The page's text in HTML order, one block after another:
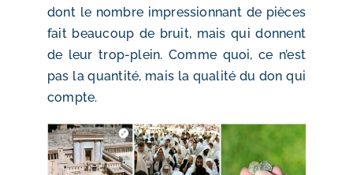
dont le nombre impressionnant de pièces
fait beaucoup de bruit, mais qui donnent
de leur trop-plein. Comme quoi, ce n’est
pas la quantité, mais la qualité du don qui
compte.